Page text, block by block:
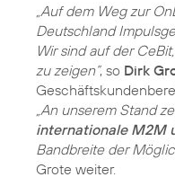
„Auf dem Weg zur
Deutschland
Wir sind auf der
zu zeigen“, so Dirk
„An unserem Stand
internationale M2M
Bandbreite der
Grote weiter.